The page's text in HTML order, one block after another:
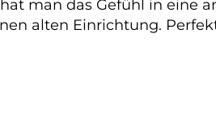
man das Gefühl in eine
alten Einrichtung.